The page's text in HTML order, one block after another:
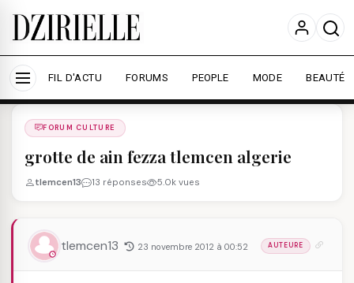
Nous utilisons des cookies pour améliorer votre
expérience et mesurer l'audience.
En savoir plus
Accepter tout Personnaliser
FIL D'ACTU FORUMS PEOPLE MODE BEAUTÉ
Forums
FORUM CULTURE
grotte de ain fezza tlemcen algerie
tlemcen13 13 réponses 5.0k vues
tlemcen13 23 novembre 2012 à 00:52 AUTEURE